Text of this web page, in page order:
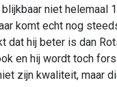
niet helemaal
komt echt nog
dat hij beter is dan
en hij wordt toch
zijn kwaliteit, maar